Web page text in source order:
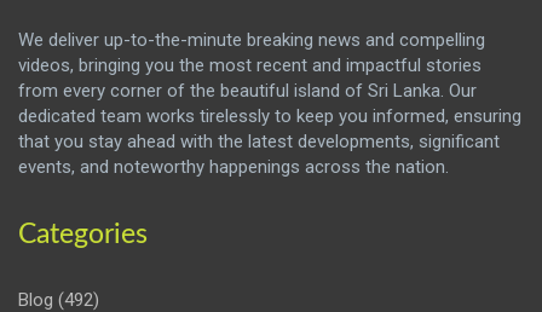
We deliver up-to-the-minute breaking news and compelling
videos, bringing you the most recent and impactful stories
from every corner of the beautiful island of Sri Lanka. Our
dedicated team works tirelessly to keep you informed, ensuring
that you stay ahead with the latest developments, significant
events, and noteworthy happenings across the nation.
Categories
Blog (492)